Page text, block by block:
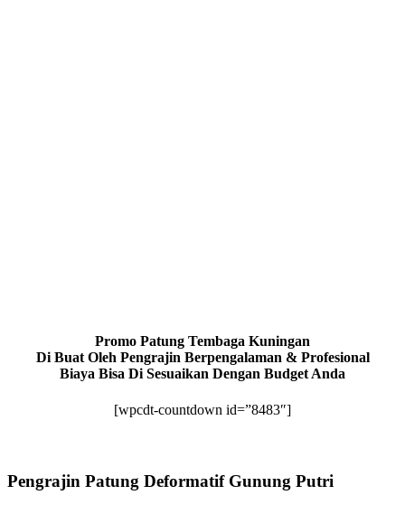
Promo Patung Tembaga Kuningan
Di Buat Oleh Pengrajin Berpengalaman & Profesional
Biaya Bisa Di Sesuaikan Dengan Budget Anda
[wpcdt-countdown id=”8483″]
Pengrajin Patung Deformatif Gunung Putri